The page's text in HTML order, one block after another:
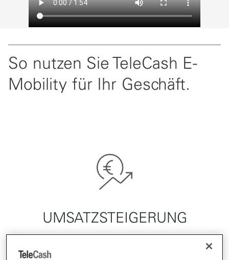
So nutzen Sie TeleCash E-
Mobility für Ihr Geschäft.
UMSATZSTEIGERUNG
Ladesäulen auf Ihren Parkplätzen neue Geschäftsfelder.